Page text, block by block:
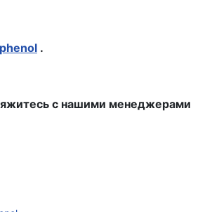
.
с нашими менеджерами